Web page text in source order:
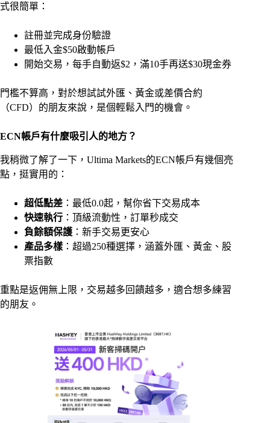
式很簡單：
註冊並完成身份驗證
最低入金$50啟動帳戶
開始交易，每手自動返$2，滿10手再送$30現金券
門檻不算高，對於想試試外匯、黃金或差價合約
（CFD）的朋友來說，是個輕鬆入門的機會。
ECN帳戶有什麼吸引人的地方？
我稍微了解了一下，Ultima Markets的ECN帳戶有幾個亮
點，挺實用的：
超低點差 ：最低0.0起，幫你省下交易成本
快速執行 ：頂級流動性，訂單秒成交
負餘額保護 ：新手交易更安心
產品多樣 ：超過250種選擇，涵蓋外匯、黃金、股
票指數
重點是返佣無上限，交易越多回饋越多，適合想多練習
的朋友。